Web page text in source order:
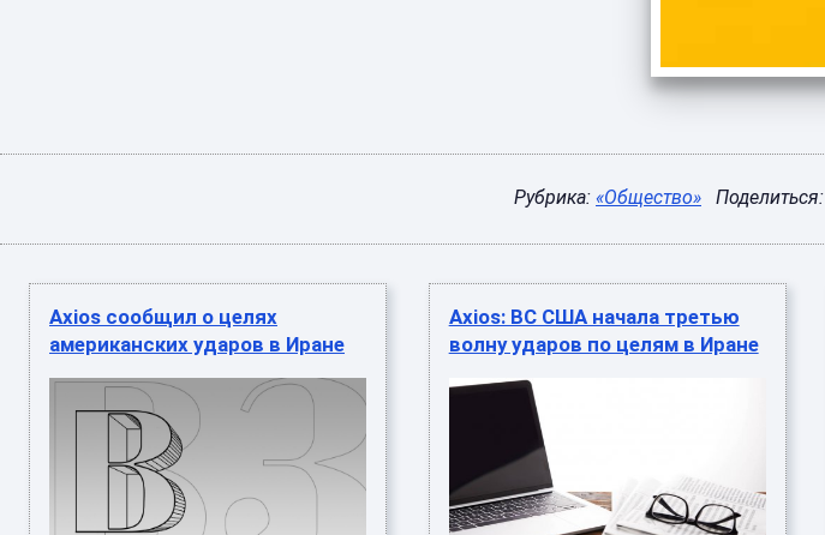
Рубрика: «Общество» Поделиться:
Axios сообщил о целях
американских ударов в Иране
Axios: ВС США начала третью
волну ударов по целям в Иране